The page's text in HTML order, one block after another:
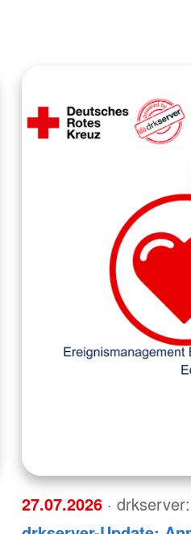
27.07.2026 ·